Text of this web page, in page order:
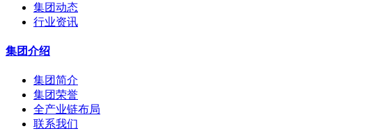
集团动态
行业资讯
集团介绍
集团简介
集团荣誉
全产业链布局
联系我们